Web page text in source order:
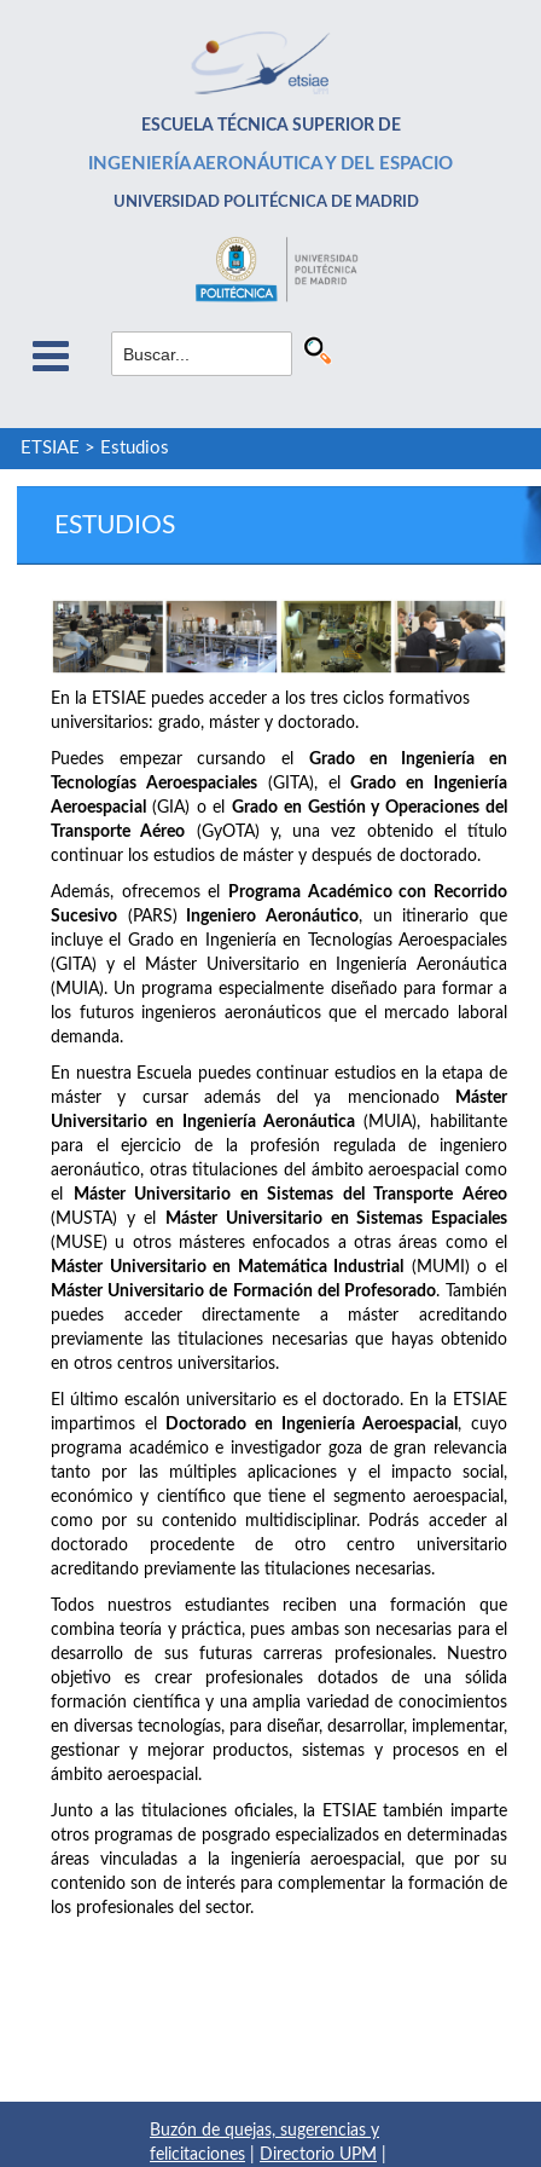
ESCUELA TÉCNICA SUPERIOR DE
INGENIERÍA AERONÁUTICA Y DEL ESPACIO
UNIVERSIDAD POLITÉCNICA DE MADRID
ETSIAE > Estudios
ESTUDIOS
En la ETSIAE puedes acceder a los tres ciclos formativos
universitarios: grado, máster y doctorado.
Puedes empezar cursando el Grado en Ingeniería en
Tecnologías Aeroespaciales(GITA), elGrado en Ingeniería
Aeroespacial (GIA) o elGrado en Gestión y Operaciones del
Transporte Aéreo (GyOTA) y, una vez obtenido el título
continuar los estudios de máster y después de doctorado.
Además, ofrecemos el
Programa Académico con Recorrido
Sucesivo (PARS) Ingeniero Aeronáutico, un itinerario que
incluye el Grado en Ingeniería en Tecnologías Aeroespaciales
(GITA) y el Máster Universitario en Ingeniería Aeronáutica
(MUIA). Un programa especialmente diseñado para formar a
los futuros ingenieros aeronáuticos que el mercado laboral
demanda.
En nuestra Escuela puedes continuar estudios en la etapa de
máster y cursar además del ya mencionado
Máster
Universitario en Ingeniería Aeronáutica(MUIA), habilitante
para el ejercicio de la profesión regulada de ingeniero
aeronáutico, otras titulaciones del ámbito aeroespacial como
el
Máster Universitario en Sistemas del Transporte Aéreo
(MUSTA) y el
Máster Universitario en Sistemas Espaciales
(MUSE) u otros másteres enfocados a otras áreas como el
Máster Universitario en Matemática Industrial
(MUMI) o el
Máster Universitario de Formación del Profesorado. También
puedes acceder directamente a máster acreditando
previamente las titulaciones necesarias que hayas obtenido
en otros centros universitarios.
El último escalón universitario es el doctorado. En la ETSIAE
impartimos el
Doctorado en Ingeniería Aeroespacial, cuyo
programa académico e investigador goza de gran relevancia
tanto por las múltiples aplicaciones y el impacto social,
económico y científico que tiene el segmento aeroespacial,
como por su contenido multidisciplinar. Podrás acceder al
doctorado procedente de otro centro universitario
acreditando previamente las titulaciones necesarias.
Todos nuestros estudiantes reciben una formación que
combina teoría y práctica, pues ambas son necesarias para el
desarrollo de sus futuras carreras profesionales. Nuestro
objetivo es crear profesionales dotados de una sólida
formación científica y una amplia variedad de conocimientos
en diversas tecnologías, para diseñar, desarrollar, implementar,
gestionar y mejorar productos, sistemas y procesos en el
ámbito aeroespacial.
Junto a las titulaciones oficiales, la ETSIAE también imparte
otros programas de posgrado especializados en determinadas
áreas vinculadas a la ingeniería aeroespacial, que por su
contenido son de interés para complementar la formación de
los profesionales del sector.
Buzón de quejas, sugerencias y
felicitaciones
Directorio UPM